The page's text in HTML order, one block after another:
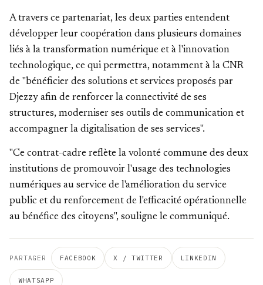
A travers ce partenariat, les deux parties entendent
développer leur coopération dans plusieurs domaines
liés à la transformation numérique et à l'innovation
technologique, ce qui permettra, notamment à la CNR
de "bénéficier des solutions et services proposés par
Djezzy afin de renforcer la connectivité de ses
structures, moderniser ses outils de communication et
accompagner la digitalisation de ses services".
"Ce contrat-cadre reflète la volonté commune des deux
institutions de promouvoir l'usage des technologies
numériques au service de l'amélioration du service
public et du renforcement de l'efficacité opérationnelle
au bénéfice des citoyens", souligne le communiqué.
PARTAGER FACEBOOK X / TWITTER LINKEDIN
WHATSAPP